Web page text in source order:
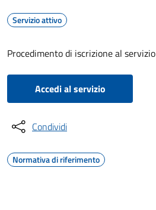
Servizio attivo
Procedimento di iscrizione al servizio
Accedi al servizio
Condividi
Normativa di riferimento